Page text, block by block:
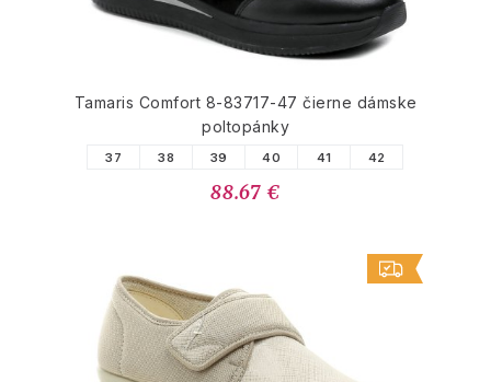
Tamaris Comfort 8-83717-47 čierne dámske
poltopánky
37 38 39 40 41 42
88.67 €